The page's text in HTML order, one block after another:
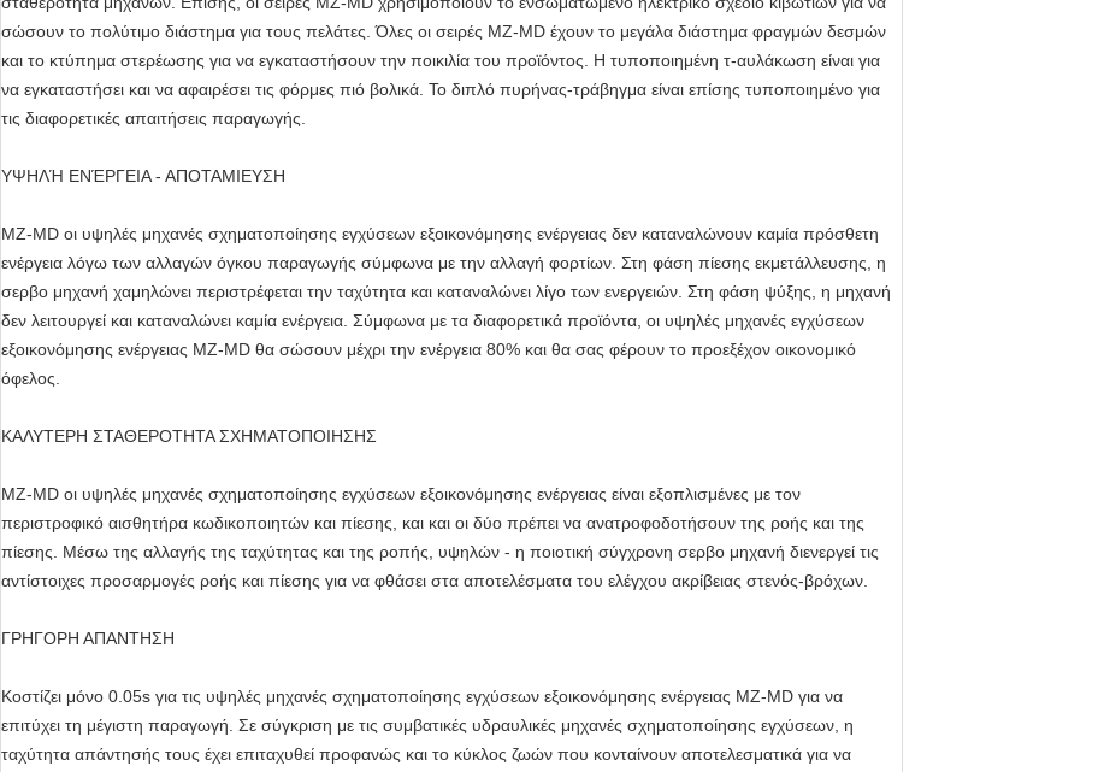
σώσουν το πολύτιμο διάστημα για τους πελάτες. Όλες οι σειρές MZ-MD έχουν το μεγάλα διάστημα φραγμών δεσμών
και το κτύπημα στερέωσης για να εγκαταστήσουν την ποικιλία του προϊόντος. Η τυποποιημένη τ-αυλάκωση είναι για
να εγκαταστήσει και να αφαιρέσει τις φόρμες πιό βολικά. Το διπλό πυρήνας-τράβηγμα είναι επίσης τυποποιημένο για
τις διαφορετικές απαιτήσεις παραγωγής.
ΥΨΗΛΉ ΕΝΈΡΓΕΙΑ - ΑΠΟΤΑΜΙΕΥΣΗ
MZ-MD οι υψηλές μηχανές σχηματοποίησης εγχύσεων εξοικονόμησης ενέργειας δεν καταναλώνουν καμία πρόσθετη
ενέργεια λόγω των αλλαγών όγκου παραγωγής σύμφωνα με την αλλαγή φορτίων. Στη φάση πίεσης εκμετάλλευσης, η
σερβο μηχανή χαμηλώνει περιστρέφεται την ταχύτητα και καταναλώνει λίγο των ενεργειών. Στη φάση ψύξης, η μηχανή
δεν λειτουργεί και καταναλώνει καμία ενέργεια. Σύμφωνα με τα διαφορετικά προϊόντα, οι υψηλές μηχανές εγχύσεων
εξοικονόμησης ενέργειας MZ-MD θα σώσουν μέχρι την ενέργεια 80% και θα σας φέρουν το προεξέχον οικονομικό
όφελος.
ΚΑΛΥΤΕΡΗ ΣΤΑΘΕΡΟΤΗΤΑ ΣΧΗΜΑΤΟΠΟΙΗΣΗΣ
MZ-MD οι υψηλές μηχανές σχηματοποίησης εγχύσεων εξοικονόμησης ενέργειας είναι εξοπλισμένες με τον
περιστροφικό αισθητήρα κωδικοποιητών και πίεσης, και και οι δύο πρέπει να ανατροφοδοτήσουν της ροής και της
πίεσης. Μέσω της αλλαγής της ταχύτητας και της ροπής, υψηλών - η ποιοτική σύγχρονη σερβο μηχανή διενεργεί τις
αντίστοιχες προσαρμογές ροής και πίεσης για να φθάσει στα αποτελέσματα του ελέγχου ακρίβειας στενός-βρόχων.
ΓΡΗΓΟΡΗ ΑΠΑΝΤΗΣΗ
Κοστίζει μόνο 0.05s για τις υψηλές μηχανές σχηματοποίησης εγχύσεων εξοικονόμησης ενέργειας MZ-MD για να
επιτύχει τη μέγιστη παραγωγή. Σε σύγκριση με τις συμβατικές υδραυλικές μηχανές σχηματοποίησης εγχύσεων, η
ταχύτητα απάντησής τους έχει επιταχυθεί προφανώς και το κύκλος ζωών που κονταίνουν αποτελεσματικά για να